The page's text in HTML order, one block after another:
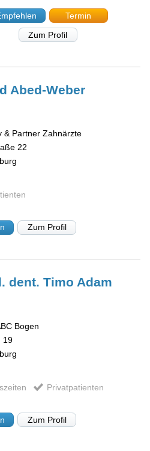
Termin
Zum Profil
Abed-Weber
& Partner Zahnärzte
22
Zum Profil
dent. Timo Adam
Bogen
19
Privatpatienten
Zum Profil